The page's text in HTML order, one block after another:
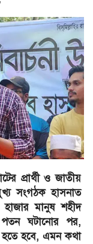
প্রার্থী ও জাতীয়
সংগঠক হাসনাত
মানুষ শহীদ
পতন ঘটানোর পর,
হবে, এমন কথা